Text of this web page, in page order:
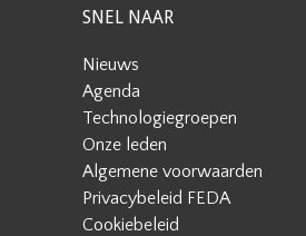
SNEL NAAR
Nieuws
Agenda
Technologiegroepen
Onze leden
Algemene voorwaarden
Privacybeleid FEDA
Cookiebeleid